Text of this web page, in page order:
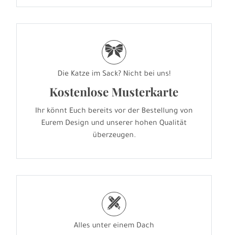
r
Die Katze im Sack? Nicht bei uns!
Kostenlose Musterkarte
Ihr könnt Euch bereits vor der Bestellung von
Eurem Design und unserer hohen Qualität
überzeugen.
h
Alles unter einem Dach